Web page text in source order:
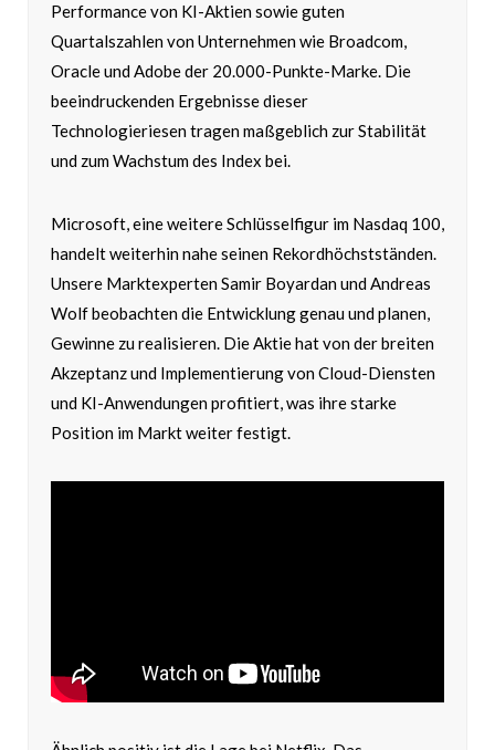
Performance von KI-Aktien sowie guten
Quartalszahlen von Unternehmen wie Broadcom,
Oracle und Adobe der 20.000-Punkte-Marke. Die
beeindruckenden Ergebnisse dieser
Technologieriesen tragen maßgeblich zur Stabilität
und zum Wachstum des Index bei.
Microsoft, eine weitere Schlüsselfigur im Nasdaq 100,
handelt weiterhin nahe seinen Rekordhöchstständen.
Unsere Marktexperten Samir Boyardan und Andreas
Wolf beobachten die Entwicklung genau und planen,
Gewinne zu realisieren. Die Aktie hat von der breiten
Akzeptanz und Implementierung von Cloud-Diensten
und KI-Anwendungen profitiert, was ihre starke
Position im Markt weiter festigt.